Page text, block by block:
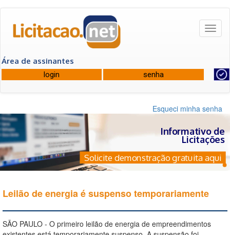
Área de assinantes
Esqueci minha senha
Informativo de
Licitações
Solicite demonstração gratuita aqui
Leilão de energia é suspenso temporariamente
SÃO PAULO - O primeiro leilão de energia de empreendimentos